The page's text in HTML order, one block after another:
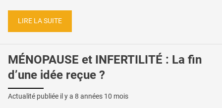
LIRE LA SUITE
MÉNOPAUSE et INFERTILITÉ : La fin
d’une idée reçue ?
Actualité publiée il y a 8 années 10 mois